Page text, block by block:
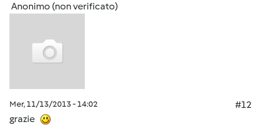
Anonimo (non verificato)
Mer, 11/13/2013 - 14:02
#12
grazie